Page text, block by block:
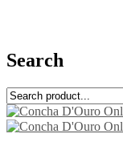
Search